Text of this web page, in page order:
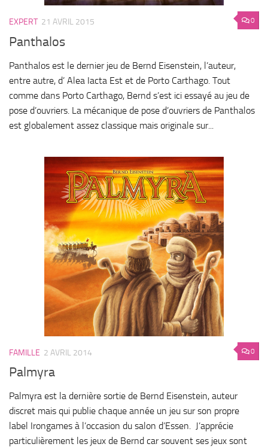
0
EXPERT 21 AVRIL 2015
Panthalos
Panthalos est le dernier jeu de Bernd Eisenstein, l’auteur,
entre autre, d’ Alea Iacta Est et de Porto Carthago. Tout
comme dans Porto Carthago, Bernd s’est ici essayé au jeu de
pose d’ouvriers. La mécanique de pose d’ouvriers de Panthalos
est globalement assez classique mais originale sur...
0
FAMILLE 2 AVRIL 2014
Palmyra
Palmyra est la dernière sortie de Bernd Eisenstein, auteur
discret mais qui publie chaque année un jeu sur son propre
label Irongames à l’occasion du salon d’Essen. J’apprécie
particulièrement les jeux de Bernd car souvent ses jeux sont